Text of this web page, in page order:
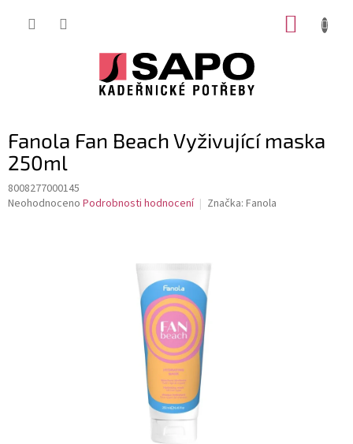
Fanola Fan Beach Vyživující maska
250ml
8008277000145
Průměrné
Neohodnoceno Podrobnosti hodnocení Značka: Fanola